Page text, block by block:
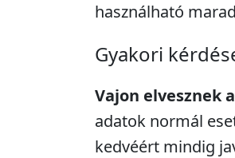
használható
Gyakori
Vajon elvesznek
adatok normál
kedvéért mindig